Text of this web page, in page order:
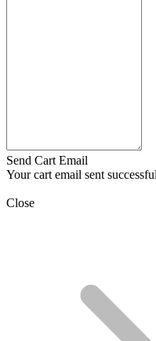
Send Cart Email
Your cart email sent
Close